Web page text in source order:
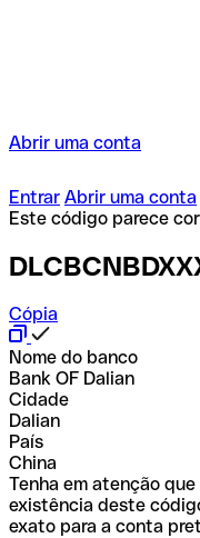
Abrir uma conta
Entrar Abrir uma conta
Este código parece
Cópia
Nome do banco
Bank OF Dalian
Cidade
Dalian
País
China
Tenha em atenção
existência deste
exato para a conta